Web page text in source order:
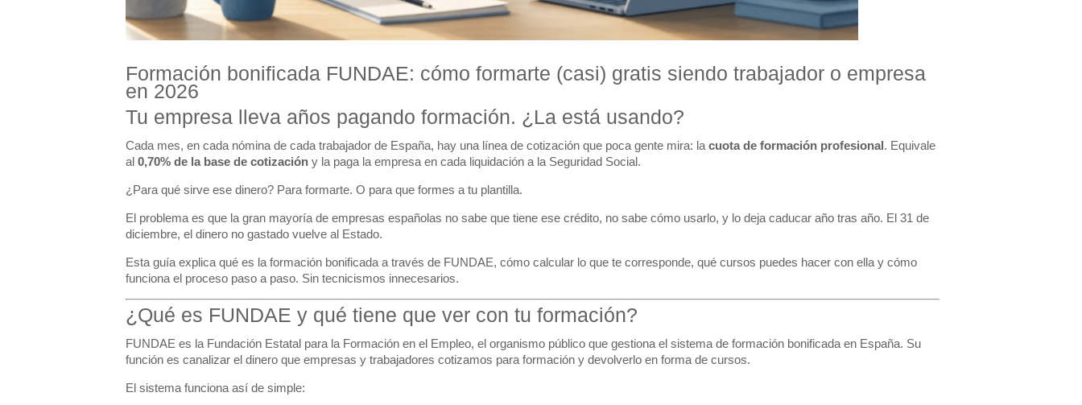
Formación bonificada FUNDAE: cómo formarte (casi) gratis siendo trabajador o empresa
en 2026
Tu empresa lleva años pagando formación. ¿La está usando?
Cada mes, en cada nómina de cada trabajador de España, hay una línea de cotización que poca gente mira: la cuota de formación profesional. Equivale
al 0,70% de la base de cotizacióny la paga la empresa en cada liquidación a la Seguridad Social.
¿Para qué sirve ese dinero? Para formarte. O para que formes a tu plantilla.
El problema es que la gran mayoría de empresas españolas no sabe que tiene ese crédito, no sabe cómo usarlo, y lo deja caducar año tras año. El 31 de
diciembre, el dinero no gastado vuelve al Estado.
Esta guía explica qué es la formación bonificada a través de FUNDAE, cómo calcular lo que te corresponde, qué cursos puedes hacer con ella y cómo
funciona el proceso paso a paso. Sin tecnicismos innecesarios.
¿Qué es FUNDAE y qué tiene que ver con tu formación?
FUNDAE es la Fundación Estatal para la Formación en el Empleo, el organismo público que gestiona el sistema de formación bonificada en España. Su
función es canalizar el dinero que empresas y trabajadores cotizamos para formación y devolverlo en forma de cursos.
El sistema funciona así de simple: